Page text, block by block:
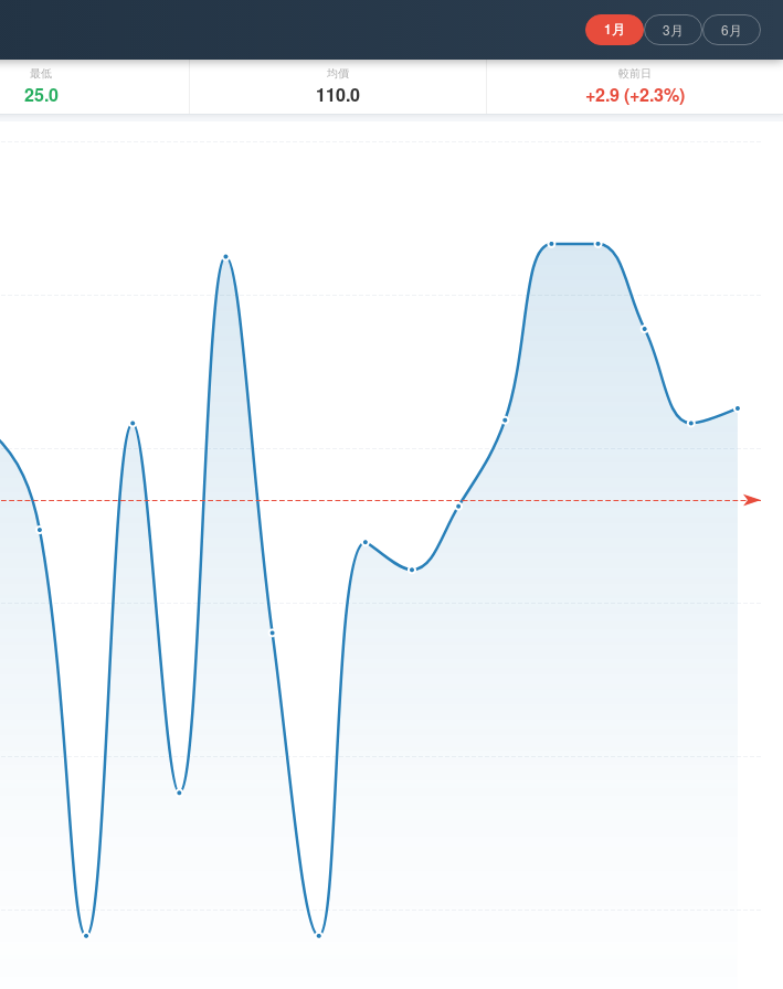
1月 3月 6月
最低
25.0
均價
110.0
較前日
+2.9 (+2.3%)